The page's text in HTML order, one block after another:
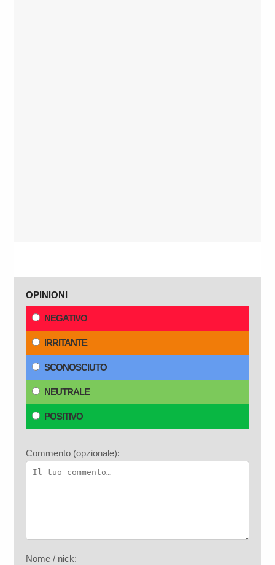
OPINIONI
NEGATIVO
IRRITANTE
SCONOSCIUTO
NEUTRALE
POSITIVO
Commento (opzionale):
Nome / nick: